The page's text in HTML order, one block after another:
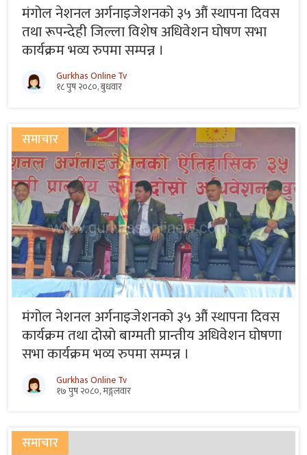
मंगोल नेशनल अर्गनाइजेशनको ३५ औं स्थापना दिवस
तथा रूपन्देही जिल्ला विशेष अधिवेशन घोषण सभा
कार्यक्रम भव्य रुपमा सम्पन्न ।
Gurkhas Online Tv
१८ पुष २०८०, बुधवार
समाचार
मंगोल नेशनल अर्गनाइजेशनको ३५ औं स्थापना दिवस
कार्यक्रम तथा दोस्रो बाग्मती प्रान्तीय अधिवेशन घोषणा
सभा कार्यक्रम भव्य रुपमा सम्पन्न ।
Gurkhas Online Tv
१७ पुष २०८०, मङ्गलवार
समाचार